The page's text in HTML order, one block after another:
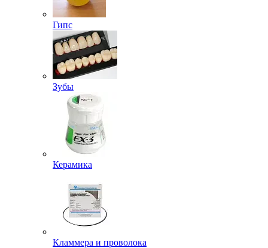
Гипс
Зубы
Керамика
Кламмера и проволока